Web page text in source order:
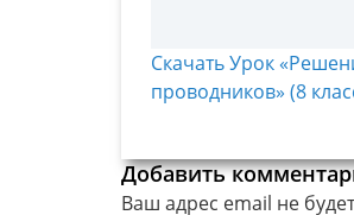
Скачать Урок
проводников» (8
Добавить
Ваш адрес email не